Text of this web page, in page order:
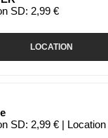
SD: 2,99 €
LOCATION
SD: 2,99 € |